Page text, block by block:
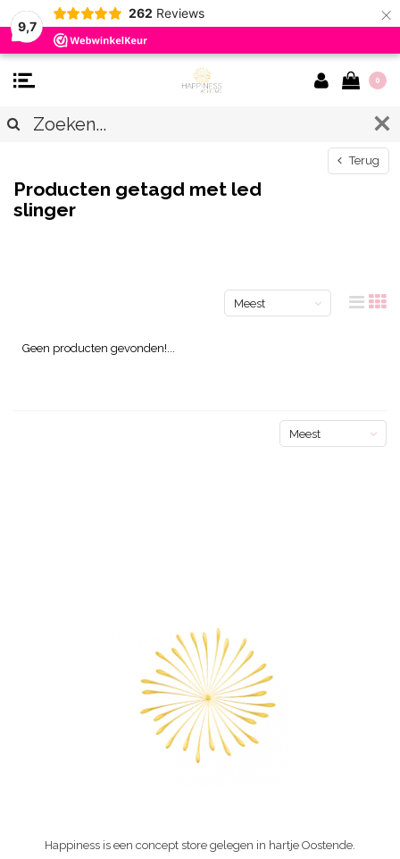
9,7
262 Reviews ×
0
Terug
Producten getagd met led
slinger
Meest
Geen producten gevonden!...
Meest
Happiness is een concept store gelegen in hartje Oostende.